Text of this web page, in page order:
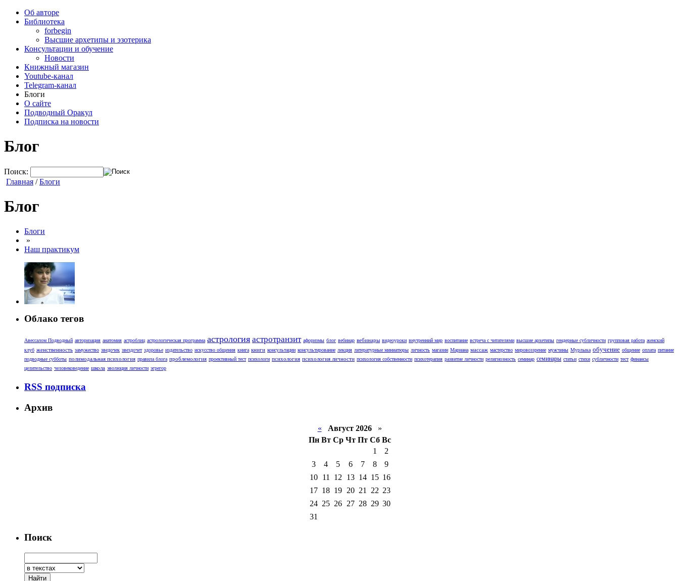
Об авторе
Библиотека
forbegin
Высшие архетипы и эзотерика
Консультации и обучение
Новости
Книжный магазин
Youtube-канал
Telegram-канал
Блоги
О сайте
Подводный Оракул
Подписка на новости
Блог
Поиск:
Главная /Блоги
Блог
Блоги
»
Наш практикум
Облако тегов
Авессалом Подводный авторизация анатомия астроблиц астрологическая программа астрология астротранзит афоризмы блог вебинар вебинары видеоуроки внутренний мир воспитание встреча с читателями высшие архетипы гендерные субличности групповая работа женский
клуб женственность замужество зведочек звездочет здоровье издательство искусство общения книга книги консультации консультирование лекция литературные миниатюры личность магазин Мариана массаж мастерство мировоззрение мужчины Мурлыка обучение общение оплата питание
подводные субботы полимодальная психология правила блога проблемология проективный тест психологи психология психология личности психология собственности психотерапия развитие личности религиозность семинар семинары статьи стихи субличности тест финансы
целительство человековедение школа эволюция личности эгрегор
RSS подписка
Архив
« Август 2026
»
Пн Вт Ср Чт Пт Сб Вс
1
2
3
4 5 6 7 8
9
10 11 12 13 14 15 16
17 18 19 20 21 22 23
24 25 26 27 28 29 30
31
Поиск